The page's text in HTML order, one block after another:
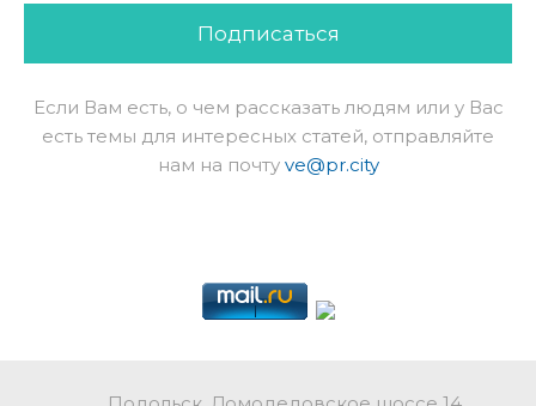
Подписаться
Если Вам есть, о чем рассказать людям или у Вас
есть темы для интересных статей, отправляйте
нам на почту ve@pr.city